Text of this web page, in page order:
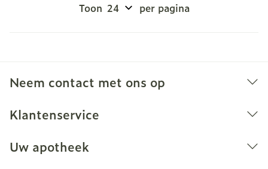
Toon per pagina
Neem contact met ons op
Klantenservice
Uw apotheek